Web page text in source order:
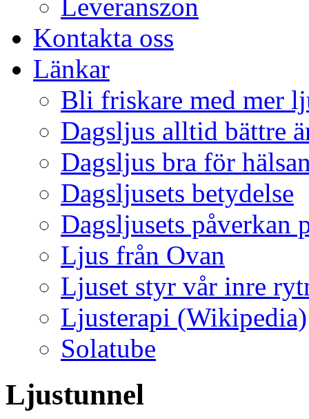
Leveranszon
Kontakta oss
Länkar
Bli friskare med mer
Dagsljus alltid bättre
Dagsljus bra för
Dagsljusets betydelse
Dagsljusets påverkan
Ljus från Ovan
Ljuset styr vår inre
Ljusterapi (Wikipedia)
Solatube
Ljustunnel